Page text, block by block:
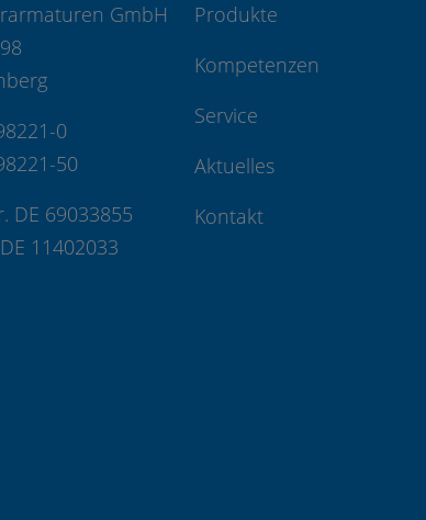
GmbH
0
50
DE 69033855
11402033
Produkte
Kompetenzen
Service
Aktuelles
Kontakt